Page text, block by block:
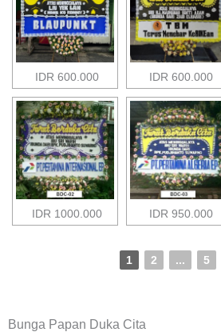
IDR 600.000 IDR 600.000
IDR 1000.000 IDR 950.000
1 2 ... 5
Bunga Papan Duka Cita